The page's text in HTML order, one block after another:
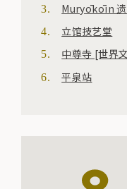
Muryōkōin 遗
立馆技艺堂
中尊寺 [世界
平泉站